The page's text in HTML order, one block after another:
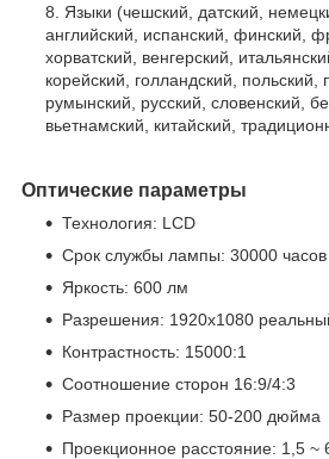
Языки (чешский, датский,
английский, испанский, финский,
хорватский, венгерский,
корейский, голландский, польский,
румынский, русский, словенский,
вьетнамский, китайский,
Оптические параметры
Технология: LCD
Срок службы лампы: 30000 часов
Яркость: 600 лм
Разрешения: 1920x1080
Контрастность: 15000:1
Соотношение сторон 16:9/4:3
Размер проекции: 50-200 дюйма
Проекционное расстояние: 1,5 ~